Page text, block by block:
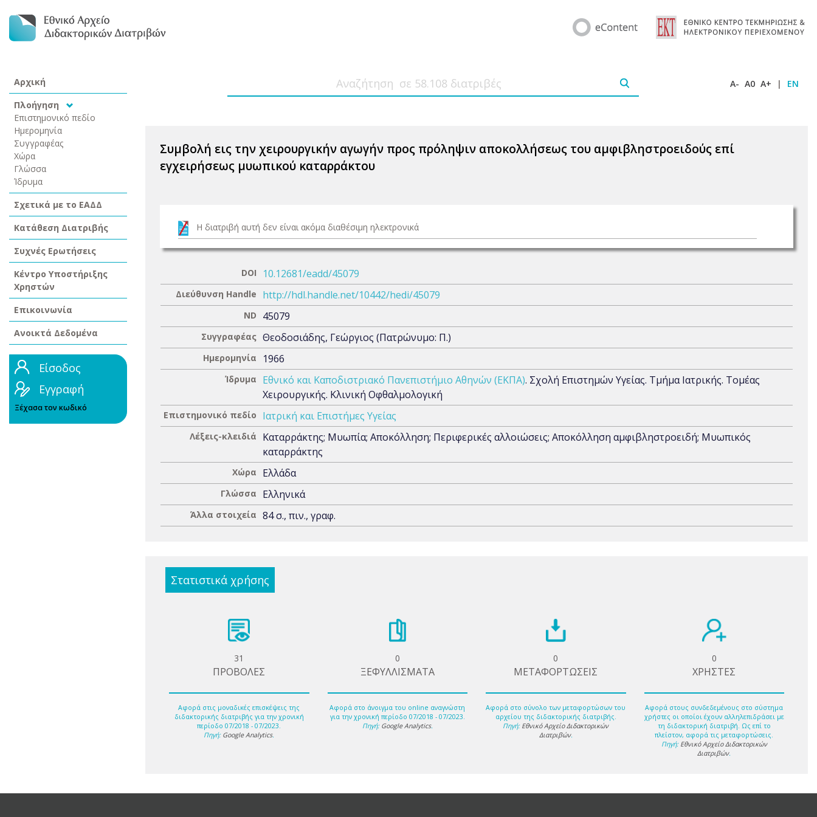
Αρχική
Πλοήγηση
Επιστημονικό πεδίο
Ημερομηνία
Συγγραφέας
Χώρα
Γλώσσα
Ίδρυμα
Σχετικά με το ΕΑΔΔ
Κατάθεση Διατριβής
Συχνές Ερωτήσεις
Κέντρο Υποστήριξης
Χρηστών
Επικοινωνία
Ανοικτά Δεδομένα
Είσοδος
Εγγραφή
Ξέχασα τον κωδικό
A- A0 A+ | EN
Συμβολή εις την χειρουργικήν αγωγήν προς πρόληψιν αποκολλήσεως του αμφιβληστροειδούς επί
εγχειρήσεως μυωπικού καταρράκτου
Η διατριβή αυτή δεν είναι ακόμα διαθέσιμη ηλεκτρονικά
DOI 10.12681/eadd/45079
Διεύθυνση Handle http://hdl.handle.net/10442/hedi/45079
ND 45079
Συγγραφέας Θεοδοσιάδης, Γεώργιος (Πατρώνυμο: Π.)
Ημερομηνία 1966
Ίδρυμα Εθνικό και Καποδιστριακό Πανεπιστήμιο Αθηνών (ΕΚΠΑ). Σχολή Επιστημών Υγείας. Τμήμα Ιατρικής. Τομέας
Χειρουργικής. Κλινική Οφθαλμολογική
Επιστημονικό πεδίο Ιατρική και Επιστήμες Υγείας
Λέξεις-κλειδιά
Καταρράκτης; Μυωπία; Αποκόλληση; Περιφερικές αλλοιώσεις; Αποκόλληση αμφιβληστροειδή; Μυωπικός
καταρράκτης
Χώρα Ελλάδα
Γλώσσα Ελληνικά
Άλλα στοιχεία 84 σ., πιν., γραφ.
Στατιστικά χρήσης
31
ΠΡΟΒΟΛΕΣ
Αφορά στις μοναδικές επισκέψεις της
διδακτορικής διατριβής για την χρονική
περίοδο 07/2018 - 07/2023.
Πηγή: Google Analytics.
0
ΞΕΦΥΛΛΙΣΜΑΤΑ
Αφορά στο άνοιγμα του online αναγνώστη
για την χρονική περίοδο 07/2018 - 07/2023.
Πηγή: Google Analytics.
0
ΜΕΤΑΦΟΡΤΩΣΕΙΣ
Αφορά στο σύνολο των μεταφορτώσων του
αρχείου της διδακτορικής διατριβής.
Πηγή: Εθνικό Αρχείο Διδακτορικών
Διατριβών.
0
ΧΡΗΣΤΕΣ
Αφορά στους συνδεδεμένους στο σύστημα
χρήστες οι οποίοι έχουν αλληλεπιδράσει με
τη διδακτορική διατριβή. Ως επί το
πλείστον, αφορά τις μεταφορτώσεις.
Πηγή: Εθνικό Αρχείο Διδακτορικών
Διατριβών.